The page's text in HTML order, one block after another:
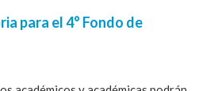
para el 4° Fondo de